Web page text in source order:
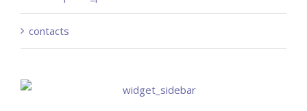
contacts